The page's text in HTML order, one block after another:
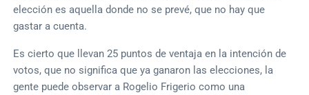
elección es aquella donde no se prevé, que no hay que
gastar a cuenta.
Es cierto que llevan 25 puntos de ventaja en la intención de
votos, que no significa que ya ganaron las elecciones, la
gente puede observar a Rogelio Frigerio como una